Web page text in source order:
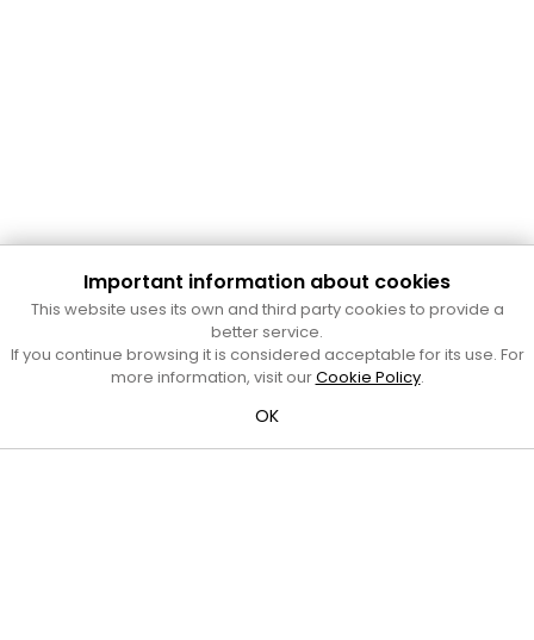
Cultura Mataró
Ajuntament de Mataró
C. de Sant Josep, 9 (Mataró, 08302)
Horari d'obertura: dilluns, dimecres i divendres de 10 a 13 h.
al telèfon al 93 758 23 61
Bústia ciutadana
Important information about cookies
This website uses its own and third party cookies to provide a
better service.
If you continue browsing it is considered acceptable for its use. For
more information, visit ourCookie Policy.
OK